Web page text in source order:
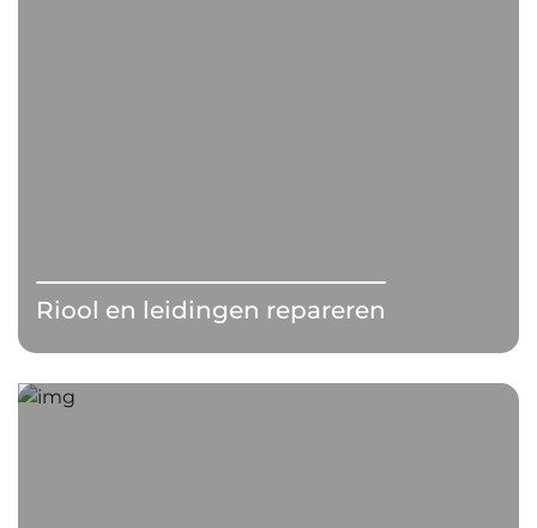
Riool en leidingen repareren